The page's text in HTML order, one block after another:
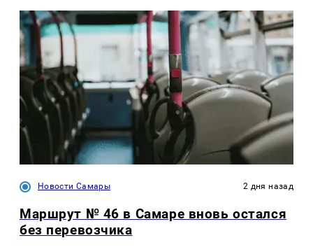
Новости Самары 2 дня назад
Маршрут № 46 в Самаре вновь остался
без перевозчика